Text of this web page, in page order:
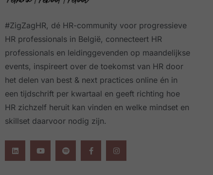
#ZigZagHR, dé HR-community voor progressieve
HR professionals in België, connecteert HR
professionals en leidinggevenden op maandelijkse
events, inspireert over de toekomst van HR door
het delen van best & next practices online én in
een tijdschrift per kwartaal en geeft richting hoe
HR zichzelf heruit kan vinden en welke mindset en
skillset daarvoor nodig zijn.